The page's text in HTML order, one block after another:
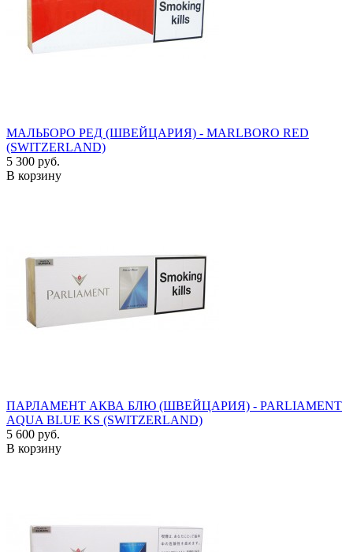
МАЛЬБОРО РЕД (ШВЕЙЦАРИЯ) - MARLBORO RED
(SWITZERLAND)
5 300 руб.
В корзину
ПАРЛАМЕНТ АКВА БЛЮ (ШВЕЙЦАРИЯ) - PARLIAMENT
AQUA BLUE KS (SWITZERLAND)
5 600 руб.
В корзину